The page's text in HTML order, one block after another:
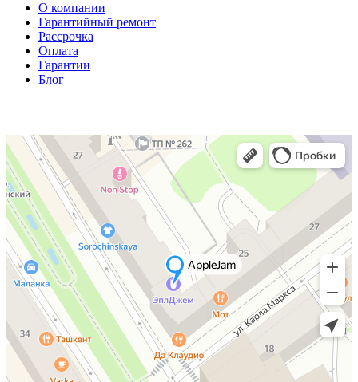
О компании
Гарантийный ремонт
Рассрочка
Оплата
Гарантии
Блог